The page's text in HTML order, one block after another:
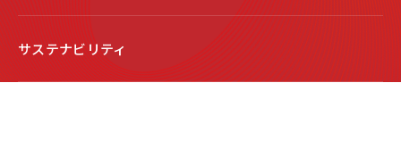
サステナビリティ